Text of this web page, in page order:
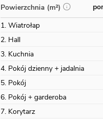
Powierzchnia (m²)
1. Wiatrołap
2. Hall
3. Kuchnia
4. Pokój dzienny + jadalnia
5. Pokój
6. Pokój + garderoba
7. Korytarz